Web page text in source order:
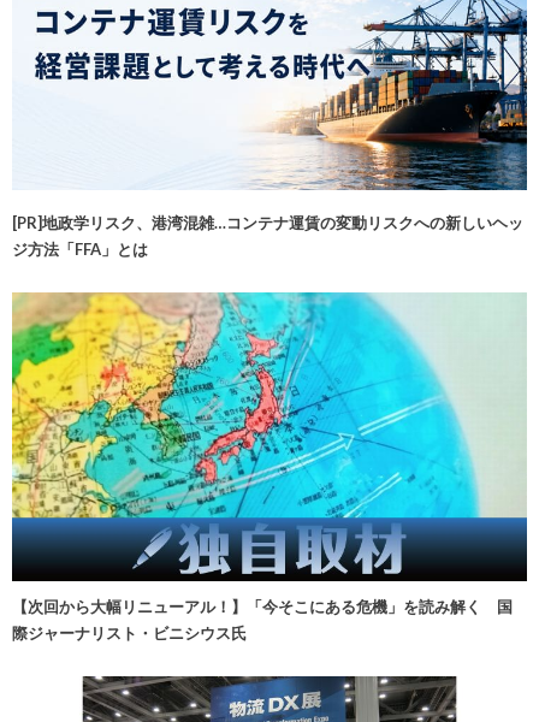
[PR]地政学リスク、港湾混雑…コンテナ運賃の変動リスクへの新しいヘッ
ジ方法「FFA」とは
【次回から大幅リニューアル！】「今そこにある危機」を読み解く 国
際ジャーナリスト・ビニシウス氏